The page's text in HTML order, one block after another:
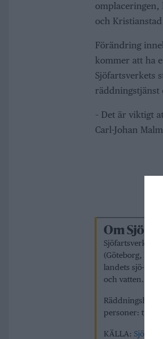
och
Förändring
kommer att ha
Sjöfartsverkets
räddningstjänst
– Det är viktigt
Carl-Johan
Om
Sjöfartsverkets
(Göteborg,
landets sjö-
och vatten.
personer: två
KÄLLA: